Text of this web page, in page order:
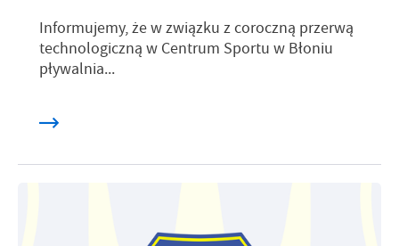
Informujemy, że w związku z coroczną przerwą
technologiczną w Centrum Sportu w Błoniu
pływalnia...